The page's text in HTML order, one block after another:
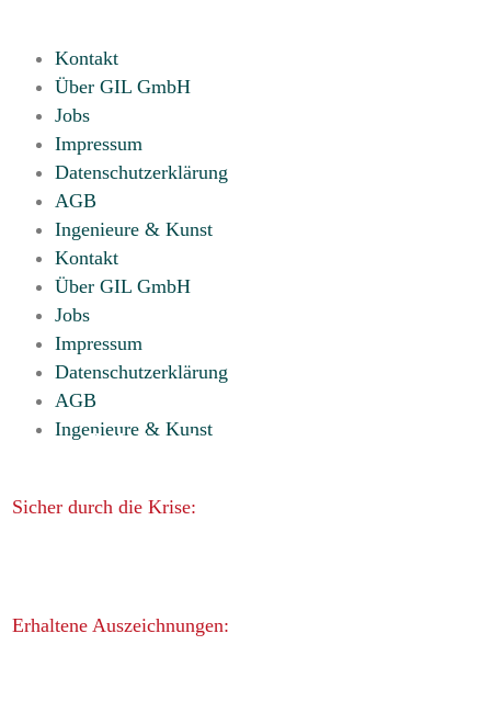
Kontakt
Über GIL GmbH
Jobs
Impressum
Datenschutzerklärung
AGB
Ingenieure & Kunst
Kontakt
Über GIL GmbH
Jobs
Impressum
Datenschutzerklärung
AGB
Ingenieure & Kunst
Sicher durch die Krise:
Erhaltene Auszeichnungen: